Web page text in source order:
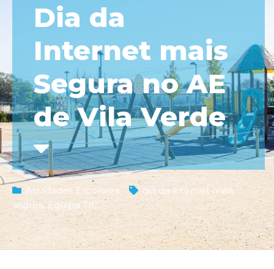
Dia da
Internet mais
Segura no AE
de Vila Verde
Atividades Escolares
dia da internet mais
segura, Equipa TIC